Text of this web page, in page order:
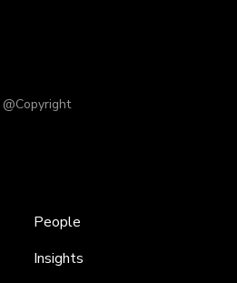
@Copyright
People
Insights